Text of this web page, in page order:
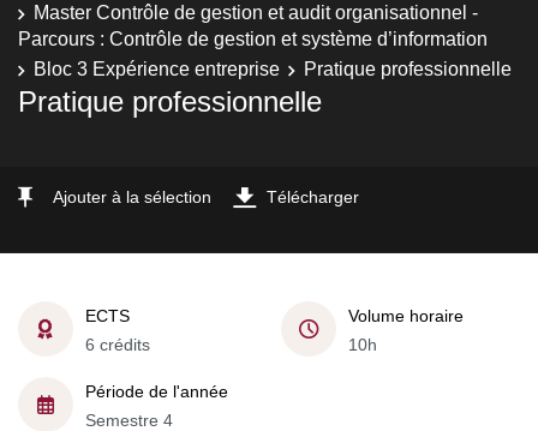
Master Contrôle de gestion et audit organisationnel -
Parcours : Contrôle de gestion et système d’information
Bloc 3 Expérience entreprise
Pratique professionnelle
Pratique professionnelle
Ajouter à la sélection Télécharger
ECTS
6 crédits
Volume horaire
10h
Période de l'année
Semestre 4